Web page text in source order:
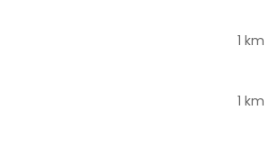
1 km
1 km